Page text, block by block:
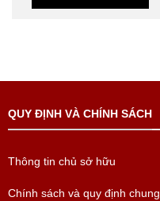
QUY ĐỊNH VÀ CHÍNH SÁCH
Thông tin chủ sở hữu
Chính sách và quy định chung